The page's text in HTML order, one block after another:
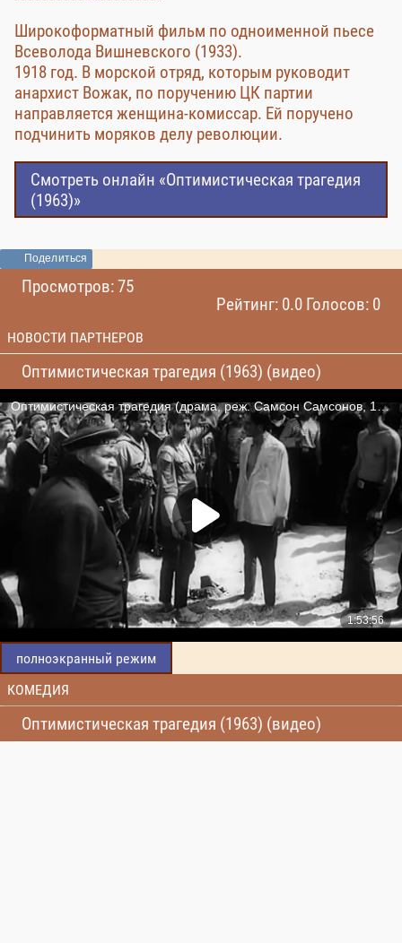
Широкоформатный фильм по одноименной пьесе
Всеволода Вишневского (1933).
1918 год. В морской отряд, которым руководит
анархист Вожак, по поручению ЦК партии
направляется женщина-комиссар. Ей поручено
подчинить моряков делу революции.
Смотреть онлайн «Оптимистическая трагедия
(1963)»
Поделиться
Просмотров: 75
Рейтинг: 0.0 Голосов: 0
НОВОСТИ ПАРТНЕРОВ
Оптимистическая трагедия (1963) (видео)
полноэкранный режим
КОМЕДИЯ
Оптимистическая трагедия (1963) (видео)